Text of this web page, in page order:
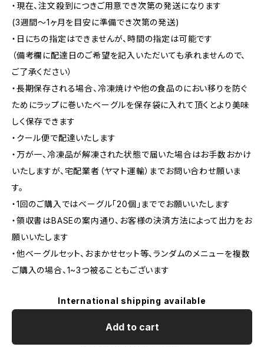
・現在、注文殺到につきご用意でき次第の発送になります
(3週間〜1ヶ月を目安に準備でき次第の発送)
・日にちの指定はできませんが、時間の指定は可能です
（備考欄に配達日のご希望を記入いただいても承れませんので、
ご了承ください）
・長期保存される場合、冷凍焼けや他の食品のにおい移りを防ぐ
ためにラップに巻いたベーグルを保存袋に入れて頂くとより美味
しく保存できます
・クール便で配達いたします
・万が一、冷凍品が解凍された状態で届いた場合はお手数おかけ
いたしますが、宅配業者（ヤマト運輸）までお問い合わせ願いま
す。
・1回のご購入ではベーグル「20個」まででお願いいたします
・領収書はBASEの案内通り、お客様の決済方法によって出力をお
願いいたします
・他ベーグルセット、おまかせセット等、ランダムのメニューを複数
ご購入の場合、1~3つ被ることもございます
International shipping available
Add to cart